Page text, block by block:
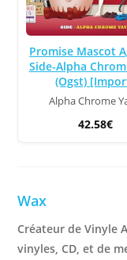
Promise Mascot
Side-Alpha
(Ogst)
Alpha Chrome
42.58€
Wax
Créateur de Vinyle
vinyles, CD, et de